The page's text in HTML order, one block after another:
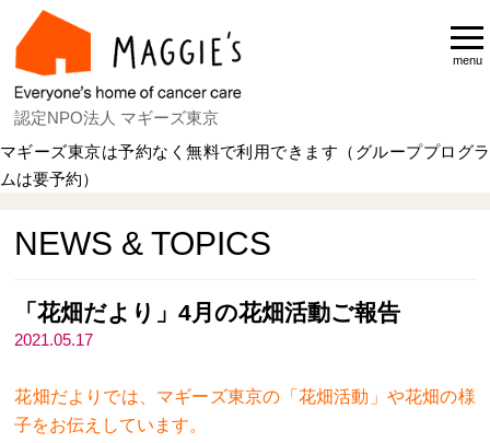
認定NPO法人 マギーズ東京
menu
マギーズ東京は予約なく無料で利用できます（グループプログラ
ムは要予約）
NEWS & TOPICS
「花畑だより」4月の花畑活動ご報告
2021.05.17
花畑だよりでは、マギーズ東京の「花畑活動」や花畑の様
子をお伝えしています。